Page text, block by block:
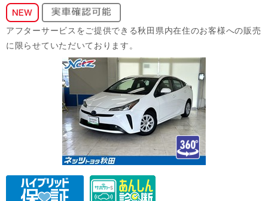
アフターサービスをご提供できる秋田県内在住のお客様への販売
に限らせていただいております。